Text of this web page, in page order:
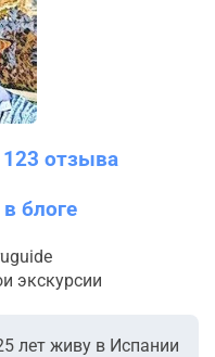
123 отзыва
блоге
экскурсии
лет живу в Испании